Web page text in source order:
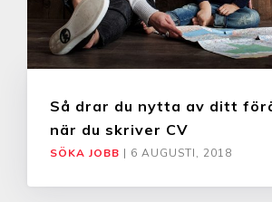
Så drar du nytta av ditt
när du skriver CV
SÖKA JOBB | 6 AUGUSTI, 2018